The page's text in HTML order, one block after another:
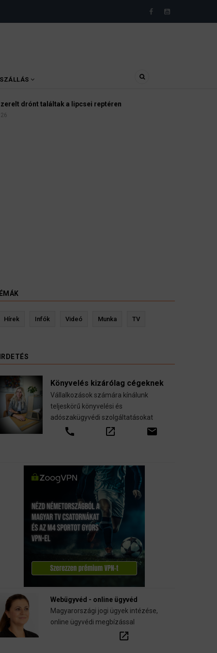
SZÁLLÁS
Kannabisz Németországban
Kevin Ressler biztosítási szakértő
Hírek Infók Videó Munka TV
Könyvelés kizárólag cégeknek
Vállalkozások számára kínálunk
teljeskörű könyvelési és
adószakügyvédi szolgáltatásokat
call open_in_new email
Webügyvéd - online ügyvéd
Magyarországi jogi ügyek intézése,
online ügyvédi megbízással
open_in_new